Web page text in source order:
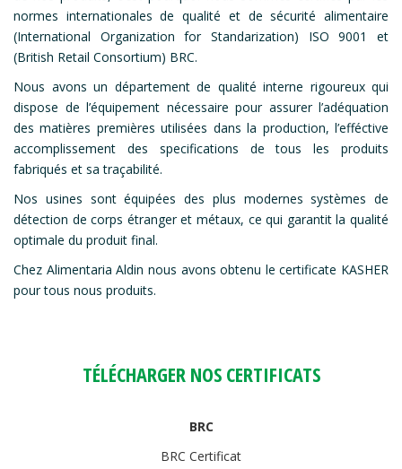
normes internationales de qualité et de sécurité alimentaire
(International Organization for Standarization) ISO 9001 et
(British Retail Consortium) BRC.
Nous avons un département de qualité interne rigoureux qui
dispose de l’équipement nécessaire pour assurer l’adéquation
des matières premières utilisées dans la production, l’efféctive
accomplissement des specifications de tous les produits
fabriqués et sa traçabilité.
Nos usines sont équipées des plus modernes systèmes de
détection de corps étranger et métaux, ce qui garantit la qualité
optimale du produit final.
Chez Alimentaria Aldin nous avons obtenu le certificate KASHER
pour tous nous produits.
TÉLÉCHARGER NOS CERTIFICATS
BRC
BRC Certificat